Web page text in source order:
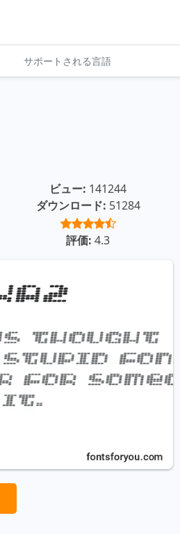
サポートされる言語
ビュー: 141244
ダウンロード: 51284
評価: 4.3